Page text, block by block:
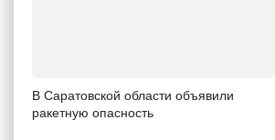
В Саратовской области объявили
ракетную опасность